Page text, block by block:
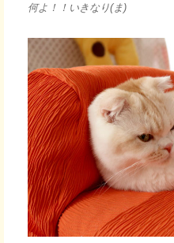
何よ！！いきなり(ま)